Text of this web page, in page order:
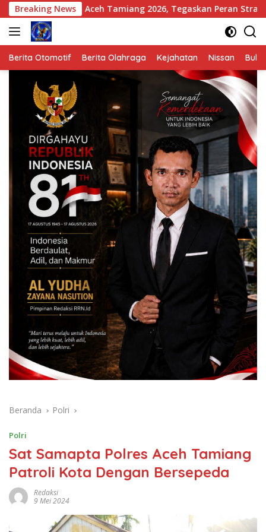
Langsung
ke
konten
Breaking News
Tamiang 2026, Tegaskan Peran Strategis Komunikasi
Berita Otomotif Berita Olahraga Kejahatan Nissan
Beranda Polri
Polri
Sat Samapta Polres Aceh Tamiang
Patroli Kota Dengan Bersepeda
Redaksi
9 Mei 2024